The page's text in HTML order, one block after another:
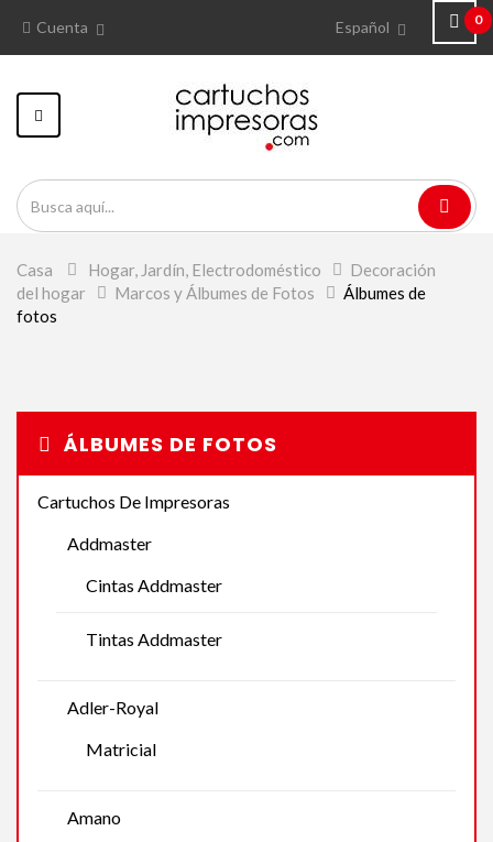
0
Español
Cuenta
Navegación
Toggle
Casa > Hogar, Jardín, Electrodoméstico > Decoración
del hogar
> Marcos y Álbumes de Fotos > Álbumes de
fotos
ÁLBUMES DE FOTOS
Cartuchos De Impresoras
Addmaster
Cintas Addmaster
Tintas Addmaster
Adler-Royal
Matricial
Amano